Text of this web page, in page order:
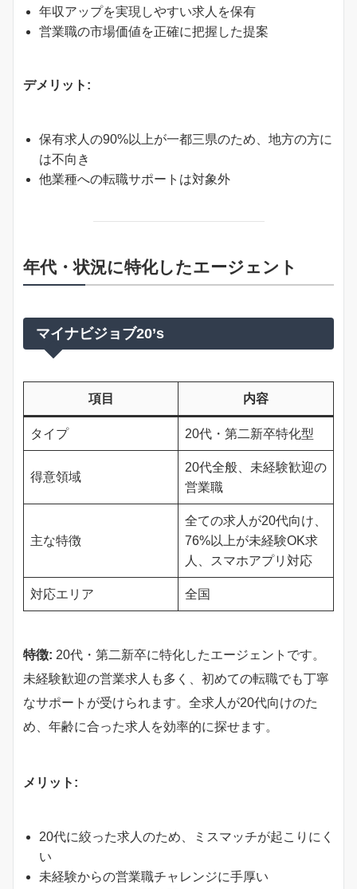
年収アップを実現しやすい求人を保有
営業職の市場価値を正確に把握した提案
デメリット:
保有求人の90%以上が一都三県のため、地方の方に
は不向き
他業種への転職サポートは対象外
年代・状況に特化したエージェント
マイナビジョブ20’s
項目 内容
タイプ 20代・第二新卒特化型
得意領域
20代全般、未経験歓迎の
営業職
主な特徴
全ての求人が20代向け、
76%以上が未経験OK求
人、スマホアプリ対応
対応エリア 全国
特徴: 20代・第二新卒に特化したエージェントです。
未経験歓迎の営業求人も多く、初めての転職でも丁寧
なサポートが受けられます。全求人が20代向けのた
め、年齢に合った求人を効率的に探せます。
メリット:
20代に絞った求人のため、ミスマッチが起こりにく
い
未経験からの営業職チャレンジに手厚い